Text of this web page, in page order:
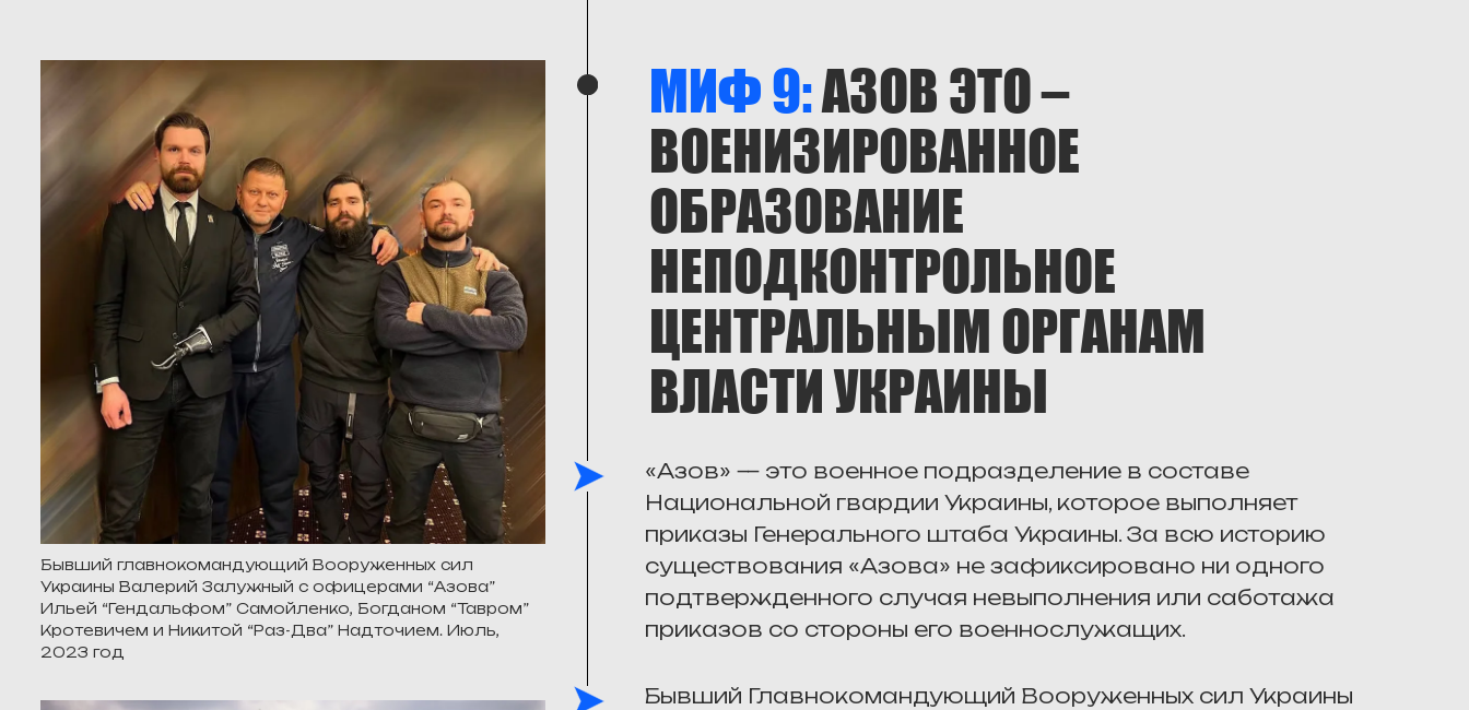
Бывший главнокомандующий Вооруженных сил
Украины Валерий Залужный с офицерами “Азова”
Ильей “Гендальфом” Самойленко, Богданом “Тавром”
Кротевичем и Никитой “Раз-Два” Надточием. Июль,
2023 год
МИФ 9:АЗОВ ЭТО –
ВОЕНИЗИРОВАННОЕ
ОБРАЗОВАНИЕ
НЕПОДКОНТРОЛЬНОЕ
ЦЕНТРАЛЬНЫМ ОРГАНАМ
ВЛАСТИ УКРАИНЫ
«Азов» — это военное подразделение в составе
Национальной гвардии Украины, которое выполняет
приказы Генерального штаба Украины. За всю историю
существования «Азова» не зафиксировано ни одного
подтвержденного случая невыполнения или саботажа
приказов со стороны его военнослужащих.
Бывший Главнокомандующий Вооруженных сил Украины